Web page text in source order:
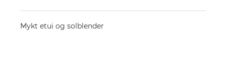
Mykt etui og solblender